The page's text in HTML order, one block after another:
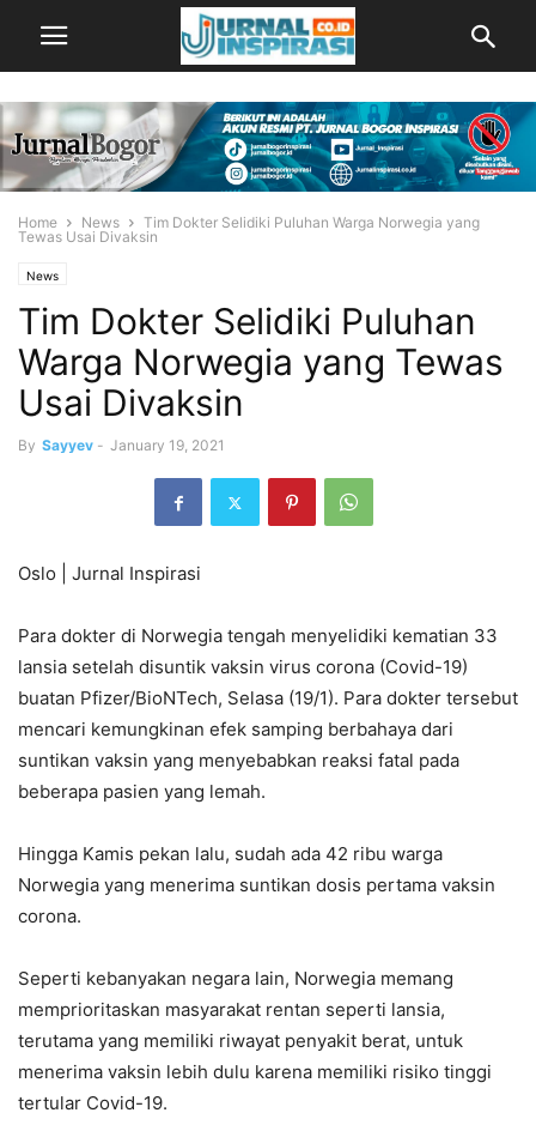
Home News
Tim Dokter Selidiki Puluhan Warga Norwegia yang
Tewas Usai Divaksin
News
Tim Dokter Selidiki Puluhan
Warga Norwegia yang Tewas
Usai Divaksin
By Sayyev - January 19, 2021
Oslo | Jurnal Inspirasi
Para dokter di Norwegia tengah menyelidiki kematian 33
lansia setelah disuntik vaksin virus corona (Covid-19)
buatan Pfizer/BioNTech, Selasa (19/1). Para dokter tersebut
mencari kemungkinan efek samping berbahaya dari
suntikan vaksin yang menyebabkan reaksi fatal pada
beberapa pasien yang lemah.
Hingga Kamis pekan lalu, sudah ada 42 ribu warga
Norwegia yang menerima suntikan dosis pertama vaksin
corona.
Seperti kebanyakan negara lain, Norwegia memang
memprioritaskan masyarakat rentan seperti lansia,
terutama yang memiliki riwayat penyakit berat, untuk
menerima vaksin lebih dulu karena memiliki risiko tinggi
tertular Covid-19.